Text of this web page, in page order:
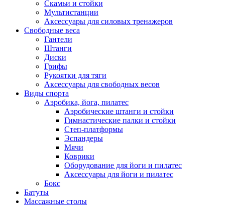
Скамьи и стойки
Мультистанции
Аксессуары для силовых тренажеров
Свободные веса
Гантели
Штанги
Диски
Грифы
Рукоятки для тяги
Аксессуары для свободных весов
Виды спорта
Аэробика, йога, пилатес
Аэробические штанги и стойки
Гимнастические палки и стойки
Степ-платформы
Эспандеры
Мячи
Коврики
Оборудование для йоги и пилатес
Аксессуары для йоги и пилатес
Бокс
Батуты
Массажные столы